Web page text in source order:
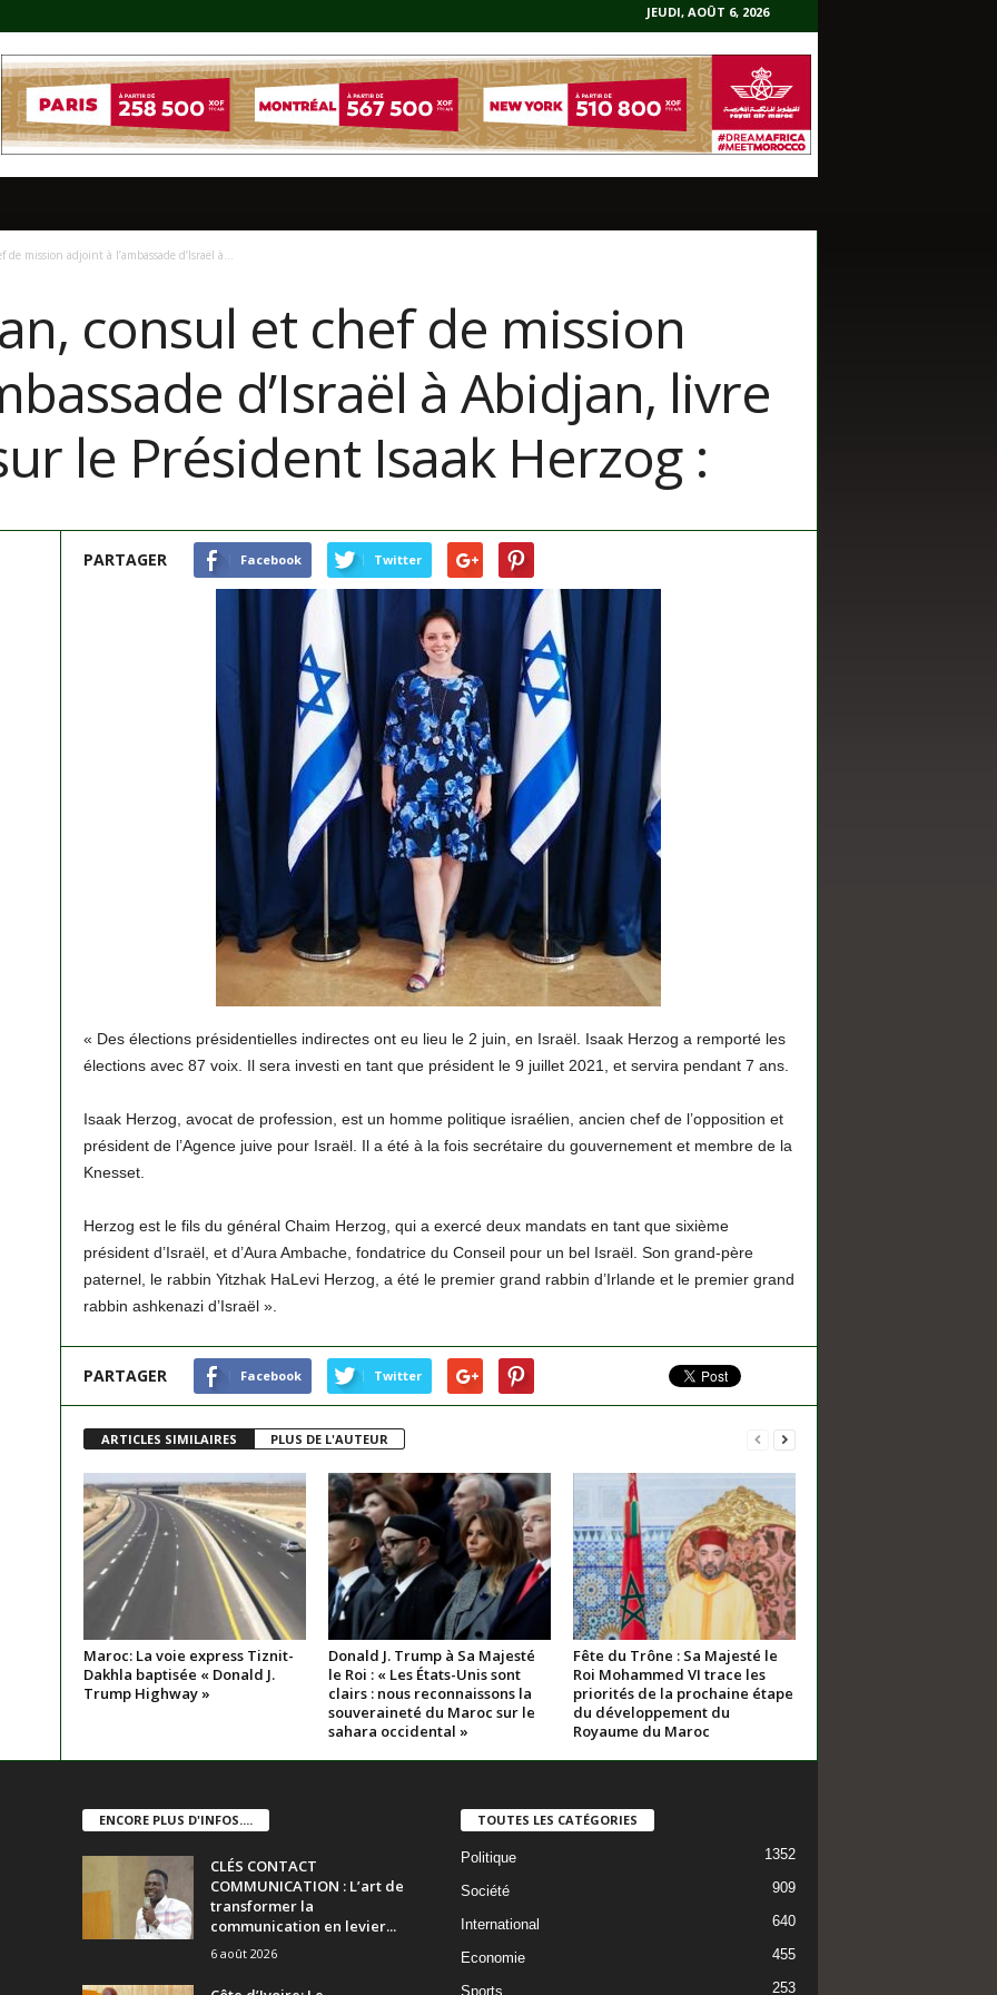
JEUDI, AOÛT 6, 2026
mission adjoint à l’ambassade d’Israël à...
consul et chef de mission
d’Israël à Abidjan, livre
le Président Isaak Herzog :
PARTAGER Facebook Twitter
« Des élections présidentielles indirectes ont eu lieu le 2 juin, en Israël. Isaak Herzog a remporté les
élections avec 87 voix. Il sera investi en tant que président le 9 juillet 2021, et servira pendant 7 ans.
Isaak Herzog, avocat de profession, est un homme politique israélien, ancien chef de l’opposition et
président de l’Agence juive pour Israël. Il a été à la fois secrétaire du gouvernement et membre de la
Knesset.
Herzog est le fils du général Chaim Herzog, qui a exercé deux mandats en tant que sixième
président d’Israël, et d’Aura Ambache, fondatrice du Conseil pour un bel Israël. Son grand-père
paternel, le rabbin Yitzhak HaLevi Herzog, a été le premier grand rabbin d’Irlande et le premier grand
rabbin ashkenazi d’Israël ».
PARTAGER Facebook Twitter
ARTICLES SIMILAIRES PLUS DE L'AUTEUR
Maroc: La voie express Tiznit-
Dakhla baptisée « Donald J.
Trump Highway »
Donald J. Trump à Sa Majesté
le Roi : « Les États-Unis sont
clairs : nous reconnaissons la
souveraineté du Maroc sur le
sahara occidental »
Fête du Trône : Sa Majesté le
Roi Mohammed VI trace les
priorités de la prochaine étape
du développement du
Royaume du Maroc
ENCORE PLUS D'INFOS....
CLÉS CONTACT
COMMUNICATION : L’art de
transformer la
communication en levier...
6 août 2026
TOUTES LES CATÉGORIES
Politique 1352
Société 909
International 640
Economie 455
Sports 253